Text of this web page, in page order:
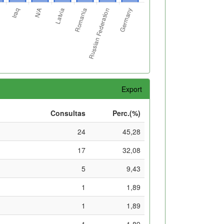
Export
Consultas
Perc.(%)
24
45,28
17
32,08
5
9,43
1
1,89
1
1,89